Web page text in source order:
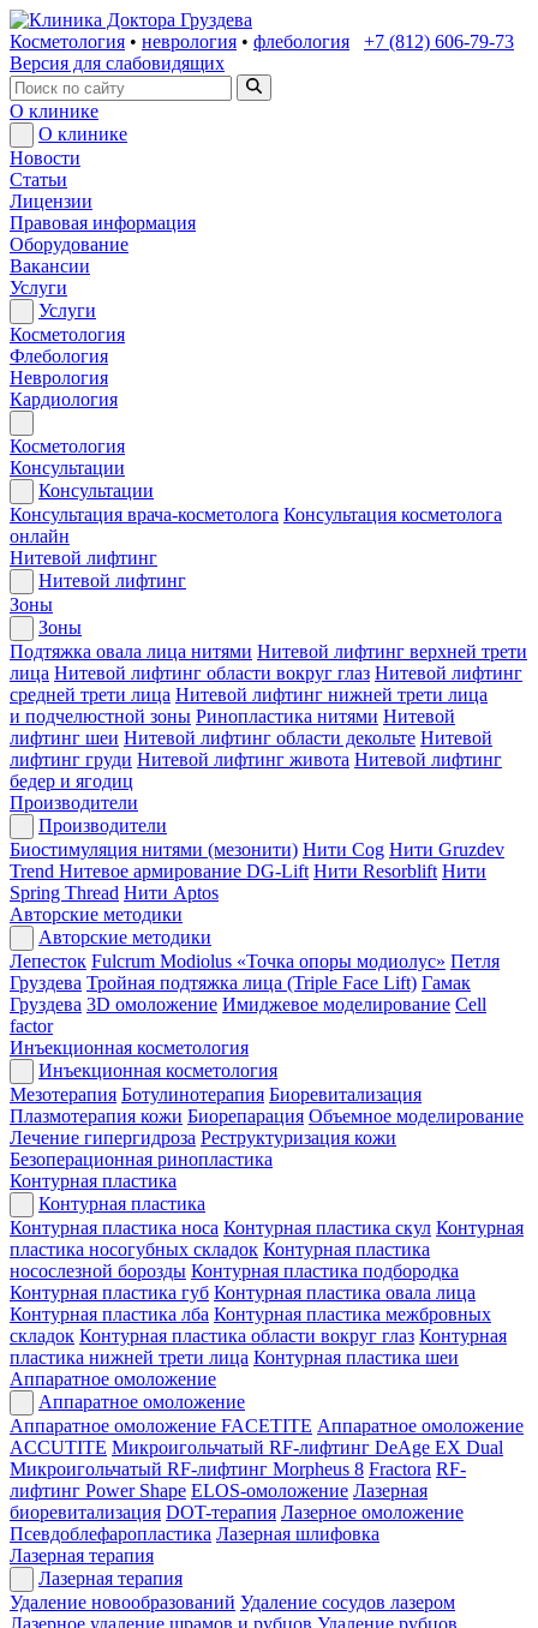
Косметология • неврология • флебология
+7 (812) 606-79-73
Версия для слабовидящих
О клинике
О клинике
Новости
Статьи
Лицензии
Правовая информация
Оборудование
Вакансии
Услуги
Услуги
Косметология
Флебология
Неврология
Кардиология
Косметология
Консультации
Консультации
Консультация врача-косметолога Консультация косметолога
онлайн
Нитевой лифтинг
Нитевой лифтинг
Зоны
Зоны
Подтяжка овала лица нитями Нитевой лифтинг верхней трети
лица Нитевой лифтинг области вокруг глаз Нитевой лифтинг
средней трети лица Нитевой лифтинг нижней трети лица
и подчелюстной зоны Ринопластика нитями Нитевой
лифтинг шеи Нитевой лифтинг области декольте Нитевой
лифтинг груди Нитевой лифтинг живота Нитевой лифтинг
бедер и ягодиц
Производители
Производители
Биостимуляция нитями (мезонити) Нити Cog Нити Gruzdev
Trend Нитевое армирование DG-Lift Нити Resorblift Нити
Spring Thread Нити Aptos
Авторские методики
Авторские методики
Лепесток Fulcrum Modiolus «Точка опоры модиолус» Петля
Груздева Тройная подтяжка лица (Triple Face Lift) Гамак
Груздева 3D омоложение Имиджевое моделирование Cell
factor
Инъекционная косметология
Инъекционная косметология
Мезотерапия Ботулинотерапия Биоревитализация
Плазмотерапия кожи Биорепарация Объемное моделирование
Лечение гипергидроза Реструктуризация кожи
Безоперационная ринопластика
Контурная пластика
Контурная пластика
Контурная пластика носа Контурная пластика скул Контурная
пластика носогубных складок Контурная пластика
носослезной борозды Контурная пластика подбородка
Контурная пластика губ Контурная пластика овала лица
Контурная пластика лба Контурная пластика межбровных
складок Контурная пластика области вокруг глаз Контурная
пластика нижней трети лица Контурная пластика шеи
Аппаратное омоложение
Аппаратное омоложение
Аппаратное омоложение FACETITE Аппаратное омоложение
ACCUTITE Микроигольчатый RF-лифтинг DeAge EX Dual
Микроигольчатый RF-лифтинг Morpheus 8 Fractora RF-
лифтинг Power Shape ELOS-омоложение Лазерная
биоревитализация DOT-терапия Лазерное омоложение
Псевдоблефаропластика Лазерная шлифовка
Лазерная терапия
Лазерная терапия
Удаление новообразований Удаление сосудов лазером